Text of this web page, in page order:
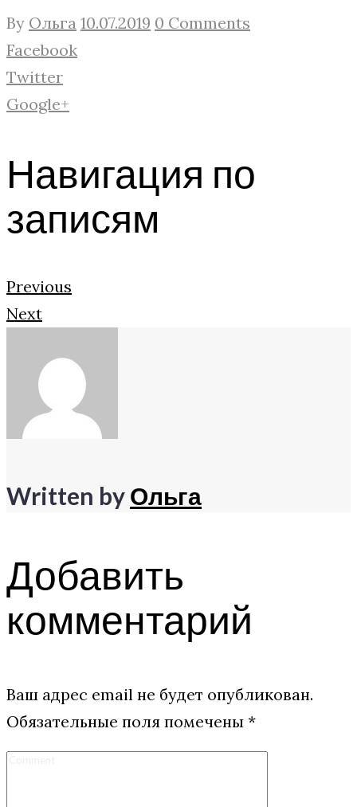
By Ольга 10.07.2019 0 Comments
Facebook
Twitter
Google+
Навигация по
записям
Previous
Next
Written byОльга
Добавить
комментарий
Ваш адрес email не будет опубликован.
Обязательные поля помечены *